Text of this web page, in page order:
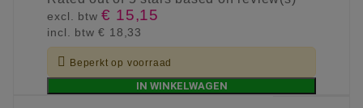
excl. btw€ 15,15
incl. btw€ 18,33
 Beperkt op voorraad
IN WINKELWAGEN